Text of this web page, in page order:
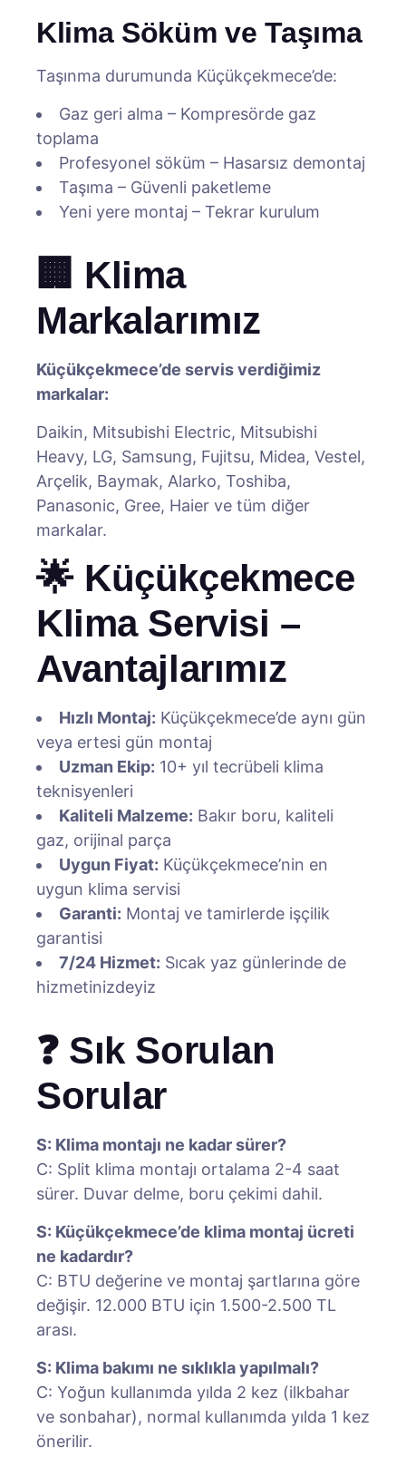
Klima Söküm ve Taşıma
Taşınma durumunda Küçükçekmece’de:
Gaz geri alma – Kompresörde gaz
toplama
Profesyonel söküm – Hasarsız demontaj
Taşıma – Güvenli paketleme
Yeni yere montaj – Tekrar kurulum
🏢 Klima
Markalarımız
Küçükçekmece’de servis verdiğimiz
markalar:
Daikin, Mitsubishi Electric, Mitsubishi
Heavy, LG, Samsung, Fujitsu, Midea, Vestel,
Arçelik, Baymak, Alarko, Toshiba,
Panasonic, Gree, Haier ve tüm diğer
markalar.
🌟 Küçükçekmece
Klima Servisi –
Avantajlarımız
Hızlı Montaj: Küçükçekmece’de aynı gün
veya ertesi gün montaj
Uzman Ekip: 10+ yıl tecrübeli klima
teknisyenleri
Kaliteli Malzeme: Bakır boru, kaliteli
gaz, orijinal parça
Uygun Fiyat: Küçükçekmece’nin en
uygun klima servisi
Garanti: Montaj ve tamirlerde işçilik
garantisi
7/24 Hizmet: Sıcak yaz günlerinde de
hizmetinizdeyiz
❓ Sık Sorulan
Sorular
S: Klima montajı ne kadar sürer?
C: Split klima montajı ortalama 2-4 saat
sürer. Duvar delme, boru çekimi dahil.
S: Küçükçekmece’de klima montaj ücreti
ne kadardır?
C: BTU değerine ve montaj şartlarına göre
değişir. 12.000 BTU için 1.500-2.500 TL
arası.
S: Klima bakımı ne sıklıkla yapılmalı?
C: Yoğun kullanımda yılda 2 kez (ilkbahar
ve sonbahar), normal kullanımda yılda 1 kez
önerilir.